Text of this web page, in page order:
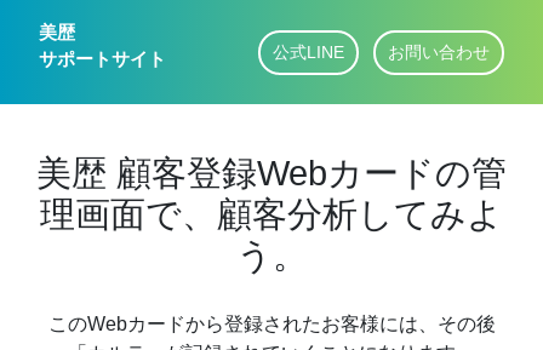
美歴
サポートサイト
公式LINE お問い合わせ
美歴 顧客登録Webカードの管
理画面で、顧客分析してみよ
う。
このWebカードから登録されたお客様には、その後